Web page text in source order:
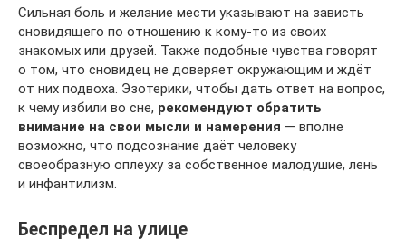
Сильная боль и желание мести указывают на зависть
сновидящего по отношению к кому-то из своих
знакомых или друзей. Также подобные чувства говорят
о том, что сновидец не доверяет окружающим и ждёт
от них подвоха. Эзотерики, чтобы дать ответ на вопрос,
к чему избили во сне, рекомендуют обратить
внимание на свои мысли и намерения — вполне
возможно, что подсознание даёт человеку
своеобразную оплеуху за собственное малодушие, лень
и инфантилизм.
Беспредел на улице